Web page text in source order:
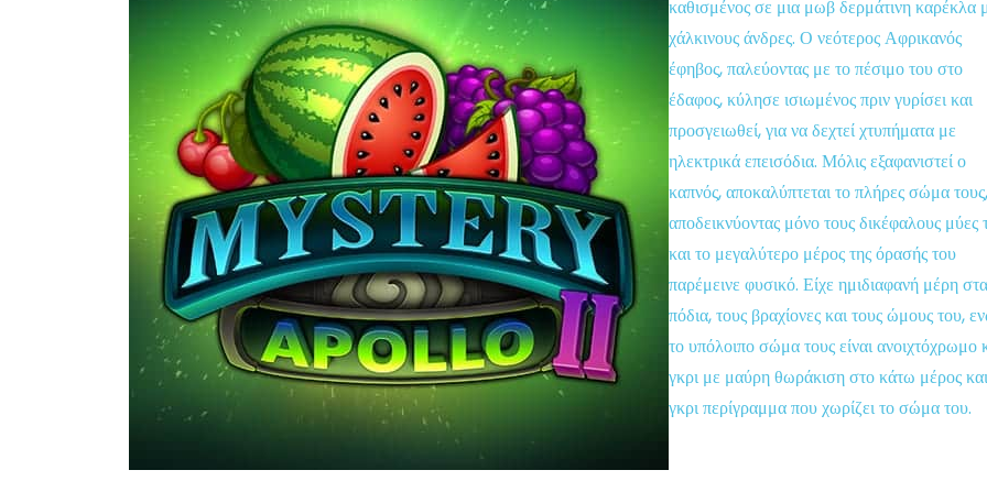
καθισμένος σε μια μωβ δερμάτινη καρέκλα
χάλκινους άνδρες. Ο νεότερος Αφρικανός
έφηβος, παλεύοντας με το πέσιμο του στο
έδαφος, κύλησε ισιωμένος πριν γυρίσει και
προσγειωθεί, για να δεχτεί χτυπήματα με
ηλεκτρικά επεισόδια. Μόλις εξαφανιστεί ο
καπνός, αποκαλύπτεται το πλήρες σώμα τους,
αποδεικνύοντας μόνο τους δικέφαλους μύες
και το μεγαλύτερο μέρος της όρασής του
παρέμεινε φυσικό. Είχε ημιδιαφανή μέρη στα
πόδια, τους βραχίονες και τους ώμους του,
το υπόλοιπο σώμα τους είναι ανοιχτόχρωμο
γκρι με μαύρη θωράκιση στο κάτω μέρος και
γκρι περίγραμμα που χωρίζει το σώμα του.